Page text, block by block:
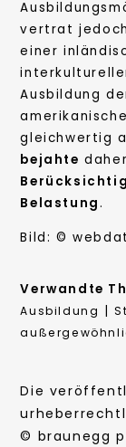
vertrat
einer
Ausbildung
gleichwertig
bejahte daher
Belastung.
Bild: ©
Verwandte
Ausbildung |
Die
© braunegg